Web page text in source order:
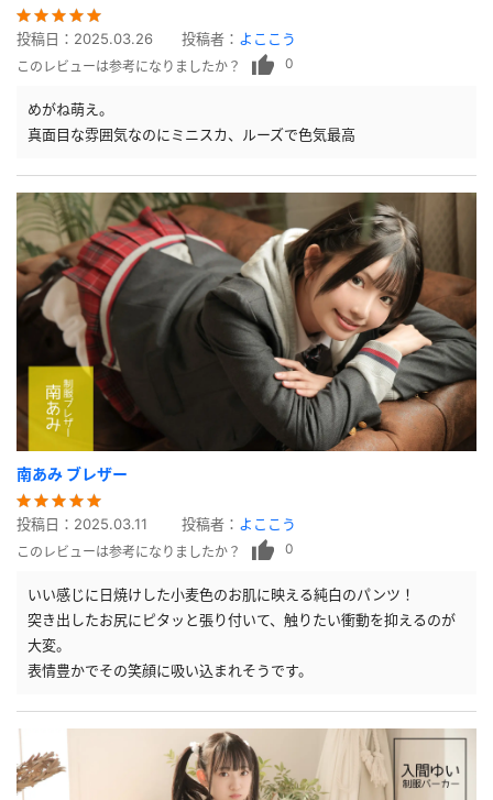
投稿日： 2025.03.26 投稿者： よここう
このレビューは参考になりましたか？ 0
めがね萌え。
真面目な雰囲気なのにミニスカ、ルーズで色気最高
南あみ ブレザー
投稿日： 2025.03.11 投稿者： よここう
このレビューは参考になりましたか？ 0
いい感じに日焼けした小麦色のお肌に映える純白のパンツ！
突き出したお尻にピタッと張り付いて、触りたい衝動を抑えるのが
大変。
表情豊かでその笑顔に吸い込まれそうです。